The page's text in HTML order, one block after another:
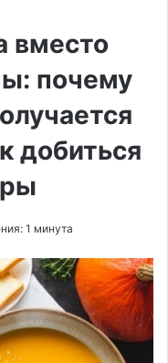
вместо
почему
добиться
1 минута